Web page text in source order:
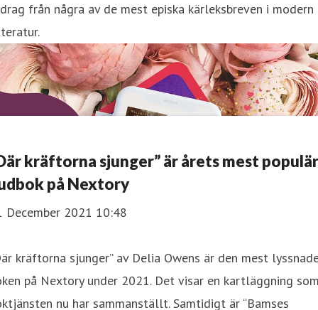
från några av de mest episka kärleksbreven i modern
kräftorna sjunger” är årets mest
på Nextory
December 2021 10:48
kräftorna sjunger” av Delia Owens är den mest
på Nextory under 2021. Det visar en kartläggning
nu har sammanställt. Samtidigt är “Bamses